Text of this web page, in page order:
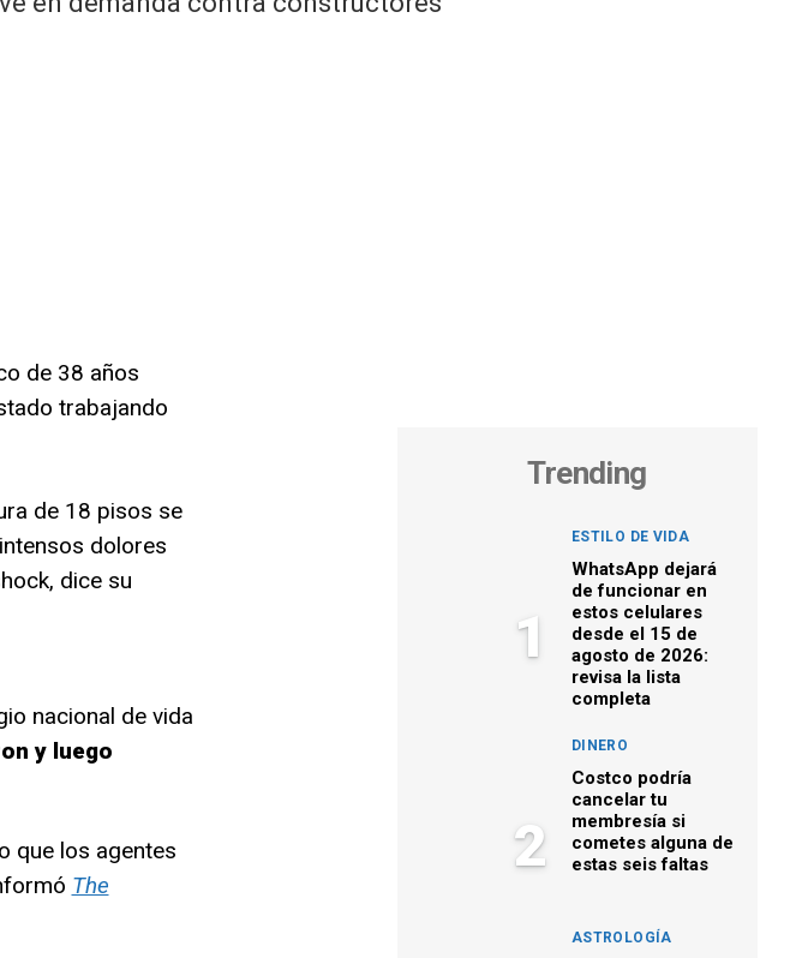
de 38 años
trabajando
de 18 pisos se
dolores
dice su
nacional de vida
y luego
que los agentes
The
Trending
1
ESTILO DE VIDA
WhatsApp dejará
de funcionar en
estos celulares
desde el 15 de
agosto de 2026:
revisa la lista
completa
2
DINERO
Costco podría
cancelar tu
membresía si
cometes alguna de
estas seis faltas
ASTROLOGÍA